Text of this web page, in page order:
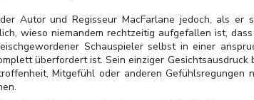
Autor und Regisseur MacFarlane jedoch, als er
wieso niemandem rechtzeitig aufgefallen ist,
Schauspieler selbst in einer
überfordert ist. Sein einziger
Mitgefühl oder anderen Gefühlsregungen